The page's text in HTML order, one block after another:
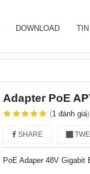
DOWNLOAD
Adapter PoE
(1 đánh giá)
SHARE
PoE Adaper 48V Gigabit